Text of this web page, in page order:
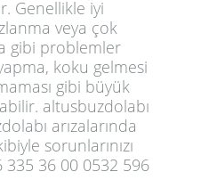
Genellikle iyi
veya çok
gibi problemler
koku gelmesi
gibi büyük
altusbuzdolabı
arızalarında
sorunlarınızı
335 36 00 0532 596